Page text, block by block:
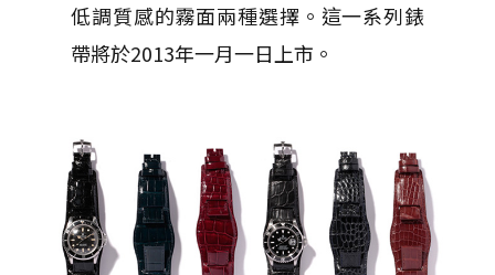
低調質感的霧面兩種選擇。這一系列錶
帶將於2013年一月一日上市。